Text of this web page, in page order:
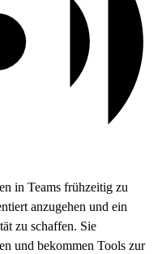
in Teams frühzeitig zu
anzugehen und ein
zu schaffen. Sie
und bekommen Tools zur